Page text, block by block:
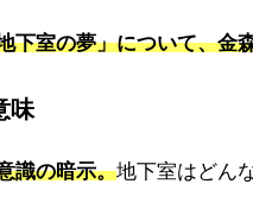
下室の夢」について、金
味
識の暗示。地下室はどん